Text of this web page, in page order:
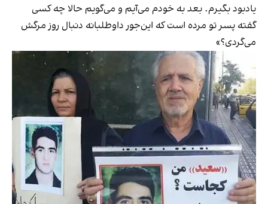
یادبود بگیرم. بعد به خودم می‌آیم و می‌گویم حالا چه کسی
گفته پسر تو مرده‌ است که این‌جور داوطلبانه دنبال روز مرگش
می‌گردی؟»